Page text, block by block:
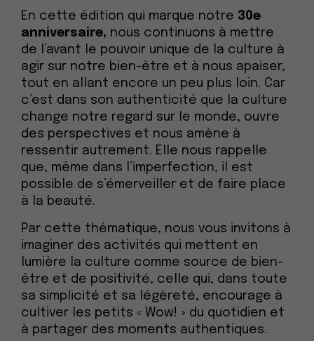
En cette édition qui marque notre 30e
anniversaire, nous continuons à mettre
de l’avant le pouvoir unique de la culture à
agir sur notre bien-être et à nous apaiser,
tout en allant encore un peu plus loin. Car
c’est dans son authenticité que la culture
change notre regard sur le monde, ouvre
des perspectives et nous amène à
ressentir autrement. Elle nous rappelle
que, même dans l’imperfection, il est
possible de s’émerveiller et de faire place
à la beauté.
Par cette thématique, nous vous invitons à
imaginer des activités qui mettent en
lumière la culture comme source de bien-
être et de positivité, celle qui, dans toute
sa simplicité et sa légèreté, encourage à
cultiver les petits « Wow! » du quotidien et
à partager des moments authentiques.